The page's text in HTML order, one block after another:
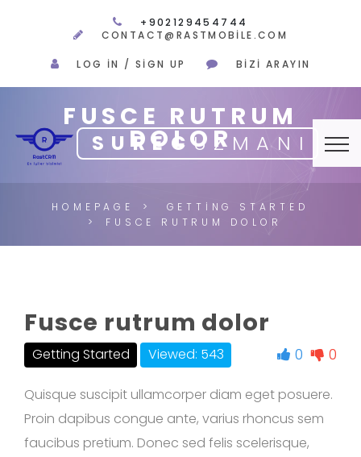
+902129454744
CONTACT@RASTMOBILE.COM
LOG IN / SIGN UP BIZI ARAYIN
SURECUZMANI
FUSCE RUTRUM
DOLOR
HOMEPAGE
GETTING STARTED
FUSCE RUTRUM DOLOR
Fusce rutrum dolor
Getting Started Viewed: 543 0 0
Quisque suscipit ullamcorper diam eget posuere.
Proin dapibus congue ante, varius rhoncus sem
faucibus pretium. Donec sed felis scelerisque,